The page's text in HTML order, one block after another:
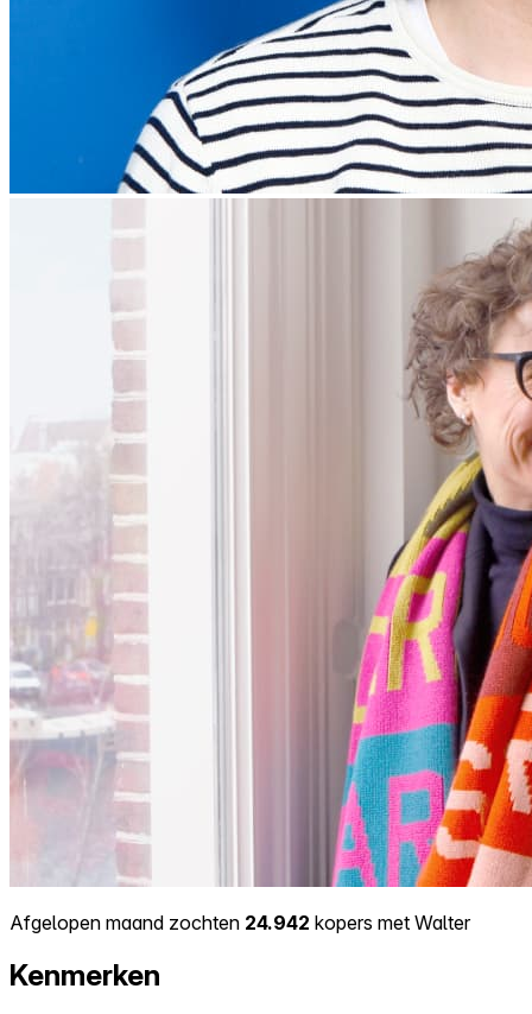
Afgelopen maand zochten 24.942 kopers met Walter
Kenmerken